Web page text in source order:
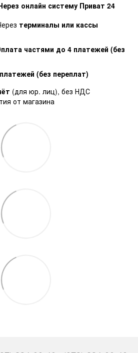
онлайн систему Приват 24
терминалы или кассы
частями до 4 платежей (без
(без переплат)
(для юр. лиц), без НДС
от магазина